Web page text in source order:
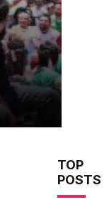
TOP
POSTS